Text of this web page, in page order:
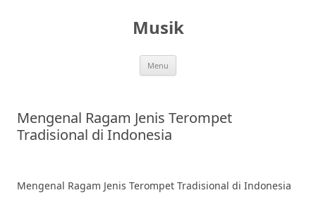
Musik
Menu
Mengenal Ragam Jenis Terompet
Tradisional di Indonesia
Mengenal Ragam Jenis Terompet Tradisional di Indonesia